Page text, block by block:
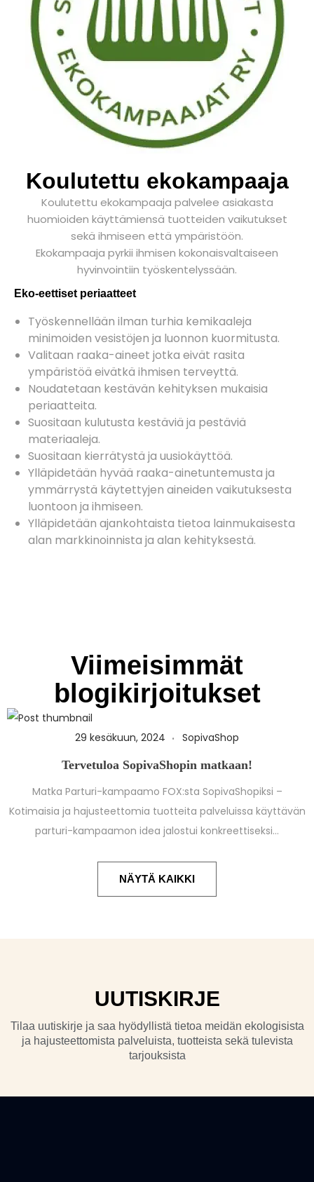
Koulutettu ekokampaaja
Koulutettu ekokampaaja palvelee asiakasta
huomioiden käyttämiensä tuotteiden vaikutukset
sekä ihmiseen että ympäristöön.
Ekokampaaja pyrkii ihmisen kokonaisvaltaiseen
hyvinvointiin työskentelyssään.
Eko-eettiset periaatteet
Työskennellään ilman turhia kemikaaleja
minimoiden vesistöjen ja luonnon kuormitusta.
Valitaan raaka-aineet jotka eivät rasita
ympäristöä eivätkä ihmisen terveyttä.
Noudatetaan kestävän kehityksen mukaisia
periaatteita.
Suositaan kulutusta kestäviä ja pestäviä
materiaaleja.
Suositaan kierrätystä ja uusiokäyttöä.
Ylläpidetään hyvää raaka-ainetuntemusta ja
ymmärrystä käytettyjen aineiden vaikutuksesta
luontoon ja ihmiseen.
Ylläpidetään ajankohtaista tietoa lainmukaisesta
alan markkinoinnista ja alan kehityksestä.
Viimeisimmät
blogikirjoitukset
29 kesäkuun, 2024
SopivaShop
Tervetuloa SopivaShopin matkaan!
Matka Parturi-kampaamo FOX:sta SopivaShopiksi –
Kotimaisia ja hajusteettomia tuotteita palveluissa käyttävän
parturi-kampaamon idea jalostui konkreettiseksi…
NÄYTÄ KAIKKI
UUTISKIRJE
Tilaa uutiskirje ja saa hyödyllistä tietoa meidän ekologisista
ja hajusteettomista palveluista, tuotteista sekä tulevista
tarjouksista